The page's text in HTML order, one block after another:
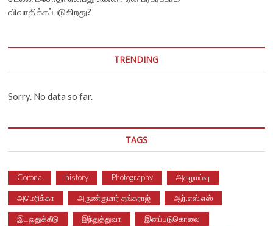
விவாதிக்கப்படுகிறது?
TRENDING
Sorry. No data so far.
TAGS
Corona history Photography அகழாய்வு
அமெரிக்கா அருண்குமார் தங்கராஜ் ஆர்.எஸ்.எஸ்
இடஒதுக்கீடு இந்துத்துவா இனப்படுகொலை